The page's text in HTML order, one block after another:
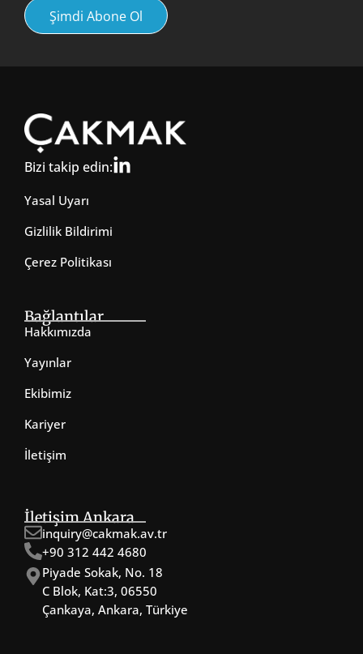
Şimdi Abone Ol
Bizi takip edin:
Yasal Uyarı
Gizlilik Bildirimi
Çerez Politikası
Bağlantılar
Hakkımızda
Yayınlar
Ekibimiz
Kariyer
İletişim
İletişim Ankara
inquiry@cakmak.av.tr
+90 312 442 4680
Piyade Sokak, No. 18
C Blok, Kat:3, 06550
Çankaya, Ankara, Türkiye